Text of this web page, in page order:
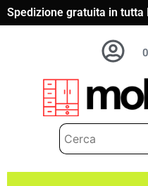
Spedizione gratuita in tutta